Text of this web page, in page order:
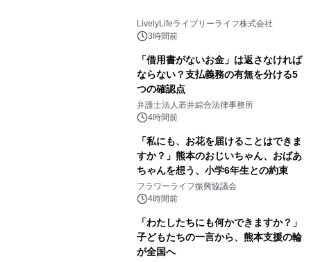
LivelyLifeライブリーライフ株式会社
3時間前
「借用書がないお金」は返さなければ
ならない？支払義務の有無を分ける5
つの確認点
弁護士法人若井綜合法律事務所
4時間前
「私にも、お花を届けることはできま
すか？」熊本のおじいちゃん、おばあ
ちゃんを想う、小学6年生との約束
フラワーライフ振興協議会
4時間前
「わたしたちにも何かできますか？」
子どもたちの一言から、熊本支援の輪
が全国へ